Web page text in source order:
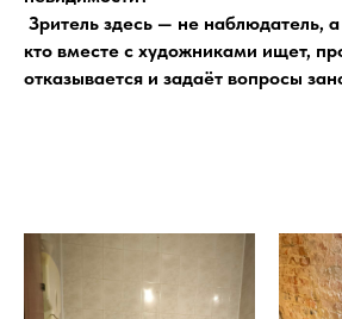
Зритель здесь — не наблюдатель, а
кто вместе с художниками ищет,
отказывается и задаёт вопросы